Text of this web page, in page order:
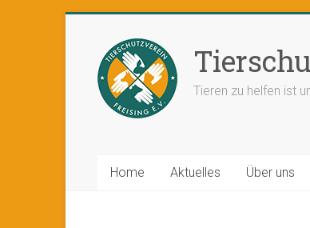
Tieren zu helfen ist
Home Aktuelles Über uns